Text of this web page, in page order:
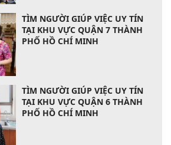
TÌM NGƯỜI GIÚP VIỆC UY TÍN
TẠI KHU VỰC QUẬN 7 THÀNH
PHỐ HỒ CHÍ MINH
TÌM NGƯỜI GIÚP VIỆC UY TÍN
TẠI KHU VỰC QUẬN 6 THÀNH
PHỐ HỒ CHÍ MINH